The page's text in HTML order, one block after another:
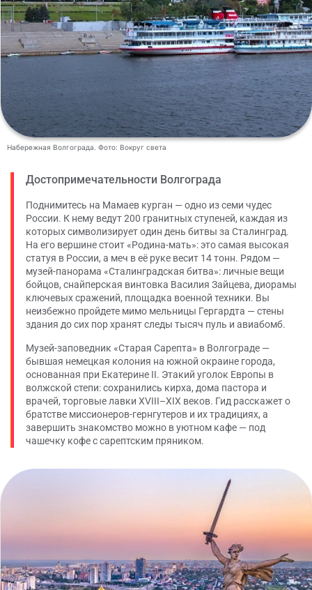
Набережная Волгограда. Фото: Вокруг света
Достопримечательности Волгограда
Поднимитесь на Мамаев курган — одно из семи чудес
России. К нему ведут 200 гранитных ступеней, каждая из
которых символизирует один день битвы за Сталинград.
На его вершине стоит «Родина-мать»: это самая высокая
статуя в России, а меч в её руке весит 14 тонн. Рядом —
музей-панорама «Сталинградская битва»: личные вещи
бойцов, снайперская винтовка Василия Зайцева, диорамы
ключевых сражений, площадка военной техники. Вы
неизбежно пройдете мимо мельницы Гергардта — стены
здания до сих пор хранят следы тысяч пуль и авиабомб.
Музей-заповедник «Старая Сарепта» в Волгограде —
бывшая немецкая колония на южной окраине города,
основанная при Екатерине II. Этакий уголок Европы в
волжской степи: сохранились кирха, дома пастора и
врачей, торговые лавки XVIII–XIX веков. Гид расскажет о
братстве миссионеров-гернгутеров и их традициях, а
завершить знакомство можно в уютном кафе — под
чашечку кофе с сарептским пряником.